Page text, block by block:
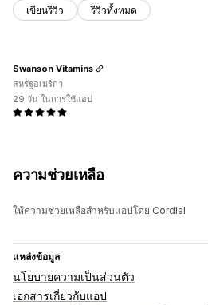
เขียนรีวิว รีวิวทั้งหมด
Swanson Vitamins
สหรัฐอเมริกา
29 วัน ในการใช้แอป
ความช่วยเหลือ
ให้ความช่วยเหลือสำหรับแอปโดย Cordial
แหล่งข้อมูล
นโยบายความเป็นส่วนตัว
เอกสารเกี่ยวกับแอป